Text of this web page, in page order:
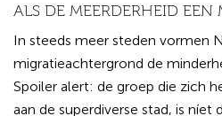
ALS DE MEERDERHEID
In steeds meer steden vormen
migratieachtergrond de
Spoiler alert: de groep die zich
aan de superdiverse stad, is níet